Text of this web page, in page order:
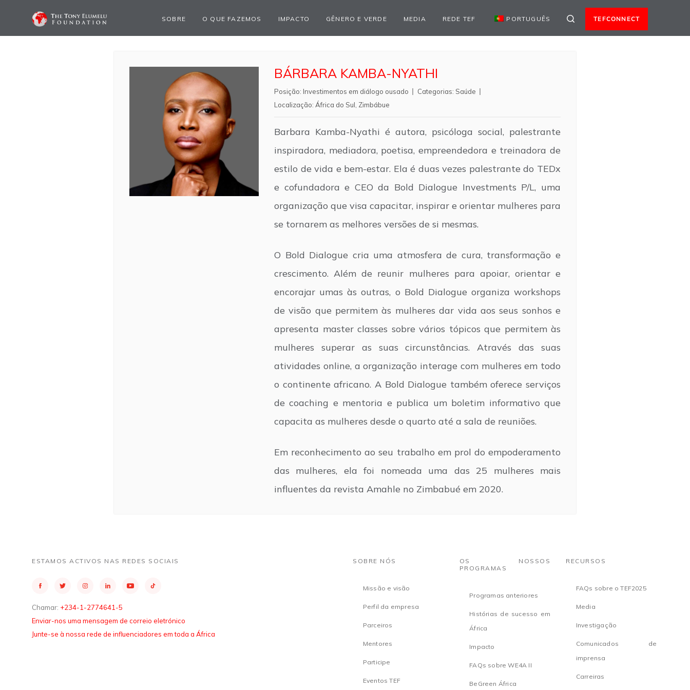
SOBRE O QUE FAZEMOS IMPACTO GÊNERO E VERDE MEDIA REDE TEF PORTUGUÊS TEFCONNECT
BÁRBARA KAMBA-NYATHI
Posição: Investimentos em diálogo ousado Categorias: Saúde
Localização: África do Sul Zimbábue
Barbara Kamba-Nyathi é autora, psicóloga social, palestrante
inspiradora, mediadora, poetisa, empreendedora e treinadora de
estilo de vida e bem-estar. Ela é duas vezes palestrante do TEDx
e cofundadora e CEO da Bold Dialogue Investments P/L, uma
organização que visa capacitar, inspirar e orientar mulheres para
se tornarem as melhores versões de si mesmas.
O Bold Dialogue cria uma atmosfera de cura, transformação e
crescimento. Além de reunir mulheres para apoiar, orientar e
encorajar umas às outras, o Bold Dialogue organiza workshops
de visão que permitem às mulheres dar vida aos seus sonhos e
apresenta master classes sobre vários tópicos que permitem às
mulheres superar as suas circunstâncias. Através das suas
atividades online, a organização interage com mulheres em todo
o continente africano. A Bold Dialogue também oferece serviços
de coaching e mentoria e publica um boletim informativo que
capacita as mulheres desde o quarto até a sala de reuniões.
Em reconhecimento ao seu trabalho em prol do empoderamento
das mulheres, ela foi nomeada uma das 25 mulheres mais
influentes da revista Amahle no Zimbabué em 2020.
ESTAMOS ACTIVOS NAS REDES SOCIAIS
Chamar: +234-1-2774641-5
Enviar-nos uma mensagem de correio eletrónico
Junte-se à nossa rede de influenciadores em toda a África
SOBRE NÓS
Missão e visão
Perfil da empresa
Parceiros
Mentores
Participe
Eventos TEF
OS NOSSOS
PROGRAMAS
Programas anteriores
Histórias de sucesso em
África
Impacto
FAQs sobre WE4A II
BeGreen África
RECURSOS
FAQs sobre o TEF2025
Media
Investigação
Comunicados de
imprensa
Carreiras